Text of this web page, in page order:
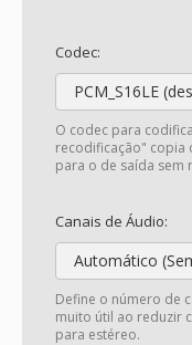
Codec:
PCM_S16LE
O codec para
recodificação" copia
para o de saída sem
Canais de Áudio:
Automático
Define o número de
muito útil ao reduzir
para estéreo.